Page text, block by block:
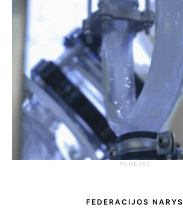
RĖMĖJAS
FEDERACIJOS NARYS